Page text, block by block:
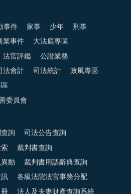
事件 家事 少年 刑事
業事件 大法庭專區
法官評鑑 公證業務
法會計 司法統計 政風專區
委員會
詢 司法公告查詢
裁判書查詢
動 裁判書用語辭典查詢
各級法院法官事務分配
冊 法人及夫妻財產查詢系統